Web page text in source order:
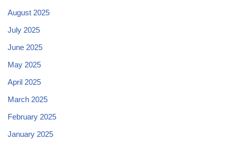
August 2025
July 2025
June 2025
May 2025
April 2025
March 2025
February 2025
January 2025